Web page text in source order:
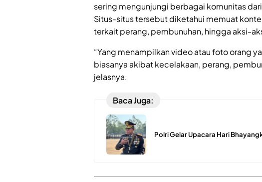
sering mengunjungi berbagai komunitas
Situs-situs tersebut diketahui memuat
terkait perang, pembunuhan, hingga aksi-
“Yang menampilkan video atau foto orang
biasanya akibat kecelakaan, perang,
jelasnya.
Baca Juga:
Polri Gelar Upacara Hari